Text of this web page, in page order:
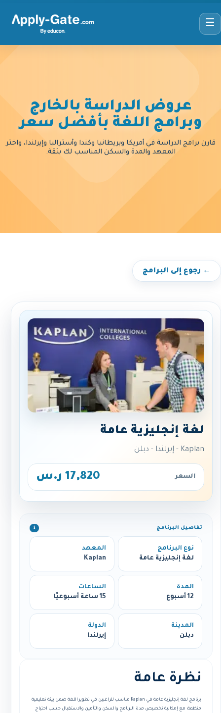
☰
عروض الدراسة بالخارج
وبرامج اللغة بأفضل سعر
قارن برامج الدراسة في أمريكا وبريطانيا وكندا وأستراليا وإيرلندا، واختر
المعهد والمدة والسكن المناسب لك بثقة.
← رجوع إلى البرامج
لغة إنجليزية عامة
Kaplan - إيرلندا - دبلن
السعر 17,820 ر.س
تفاصيل البرنامج ℹ️
نوع البرنامج
لغة إنجليزية عامة
المعهد
Kaplan
المدة
12 أسبوع
الساعات
15 ساعة أسبوعيًا
المدينة
دبلن
الدولة
إيرلندا
نظرة عامة
برنامج لغة إنجليزية عامة في Kaplan مناسب للراغبين في تطوير اللغة ضمن بيئة تعليمية
منظمة، مع إمكانية تخصيص مدة البرنامج والسكن والتأمين والاستقبال حسب احتياج